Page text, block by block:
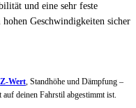
und eine sehr feste
Geschwindigkeiten sicher
Z-Wert, Standhöhe und Dämpfung –
deinen Fahrstil abgestimmt ist.